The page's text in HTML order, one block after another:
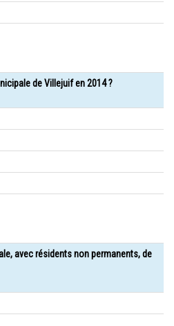
de Villejuif en 2014 ?
avec résidents non permanents, de